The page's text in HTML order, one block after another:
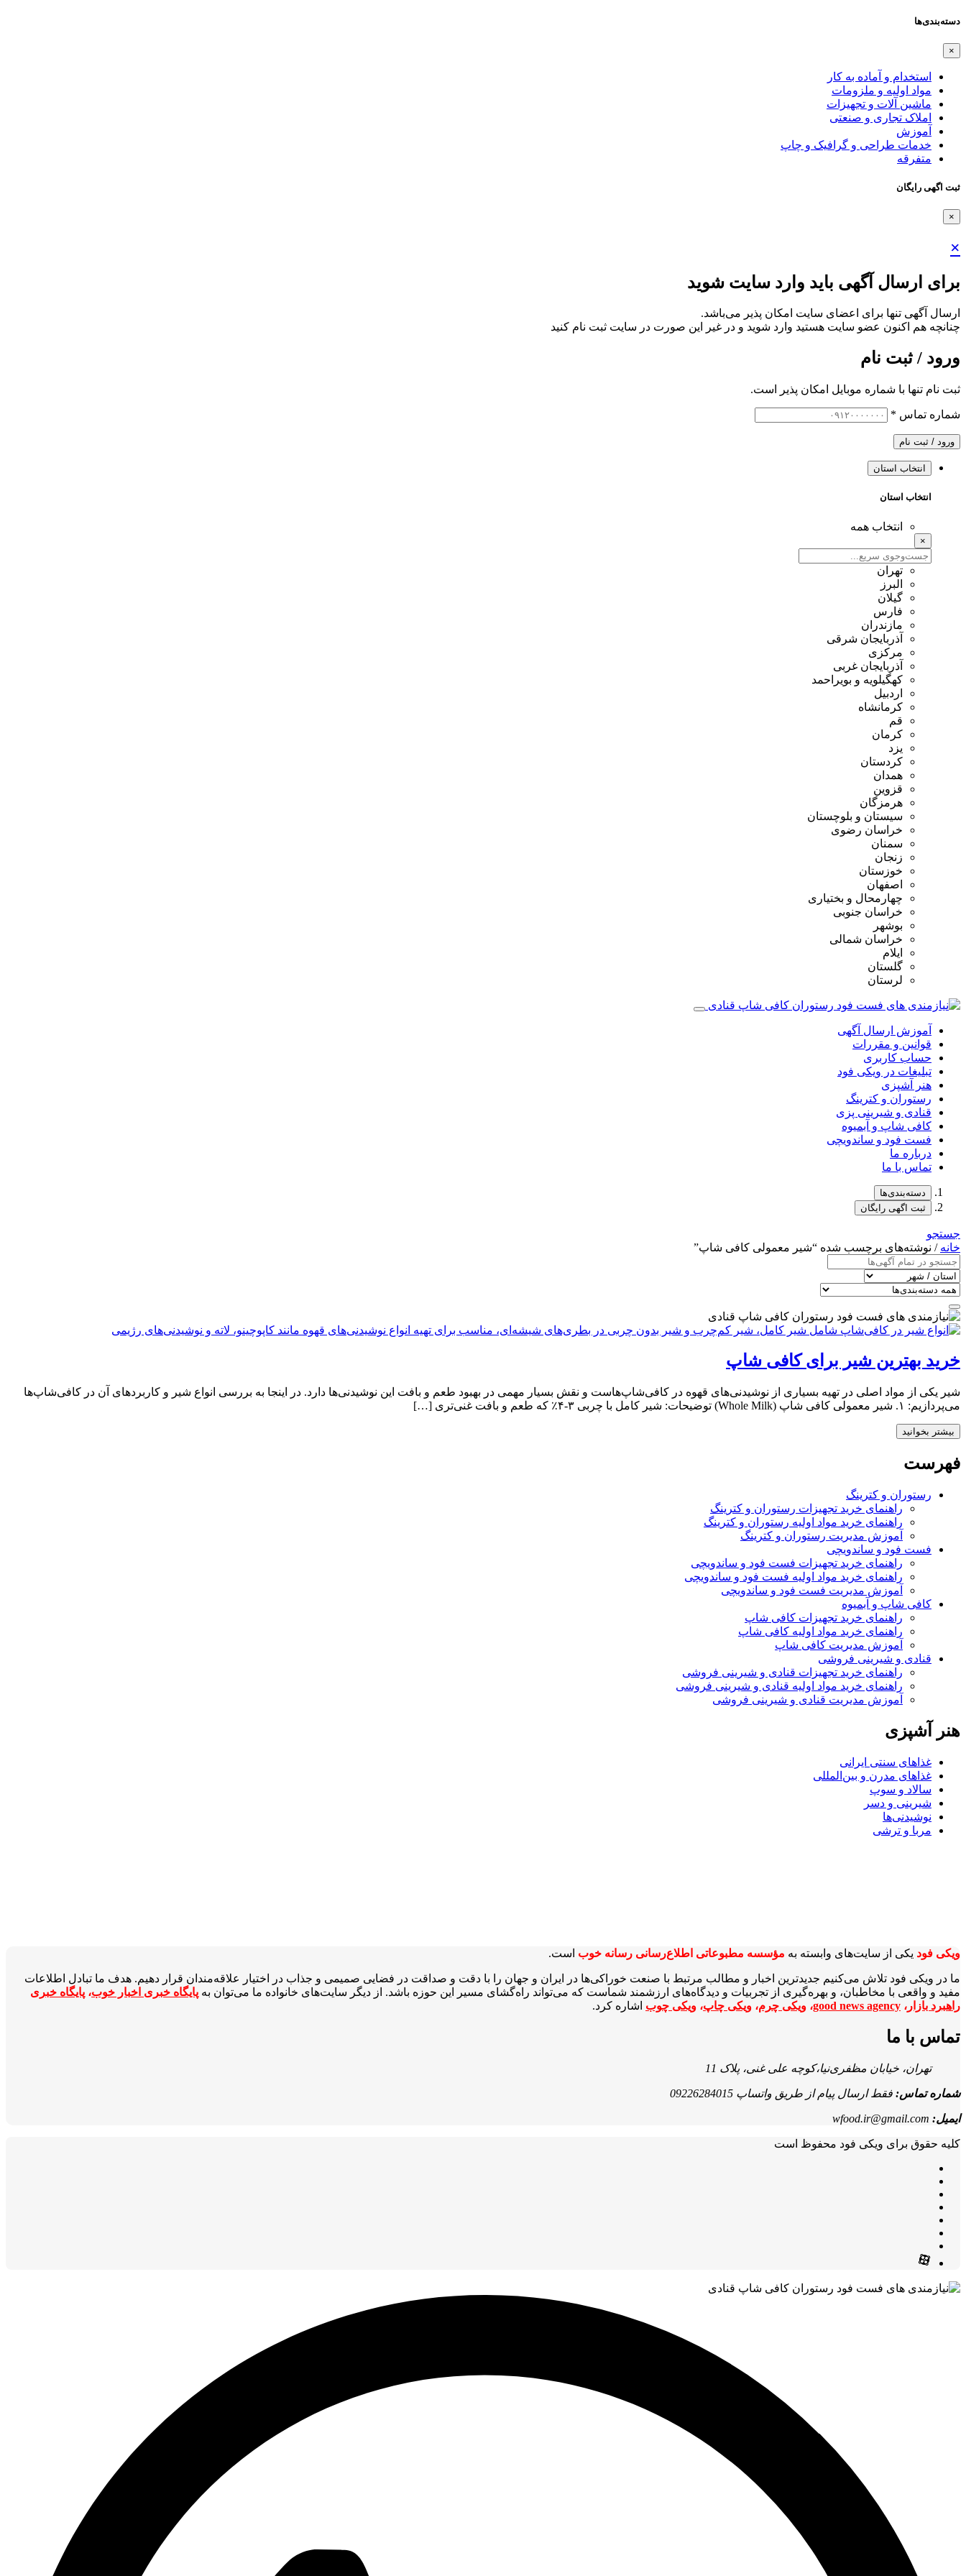
دسته‌بندی‌ها
×
استخدام و آماده به کار
مواد اولیه و ملزومات
ماشین آلات و تجهیزات
املاک تجاری و صنعتی
آموزش
خدمات طراحی و گرافیک و چاپ
متفرقه
ثبت اگهی رایگان
×
×
برای ارسال آگهی باید وارد سایت شوید
ارسال آگهی تنها برای اعضای سایت امکان پذیر می‌باشد.
چنانچه هم‌ اکنون عضو سایت هستید وارد شوید و در غیر این صورت در سایت ثبت نام کنید
ورود / ثبت نام
ثبت نام تنها با شماره موبایل امکان پذیر است.
شماره تماس *
ورود / ثبت نام
انتخاب استان
انتخاب استان
انتخاب همه
×
تهران
البرز
گیلان
فارس
مازندران
آذربایجان شرقی
مرکزی
آذربایجان غربی
کهگیلویه و بویراحمد
اردبیل
کرمانشاه
قم
کرمان
یزد
کردستان
همدان
قزوین
هرمزگان
سیستان و بلوچستان
خراسان رضوی
سمنان
زنجان
خوزستان
اصفهان
چهارمحال و بختیاری
خراسان جنوبی
بوشهر
خراسان شمالی
ایلام
گلستان
لرستان
آموزش ارسال آگهی
قوانین و مقررات
حساب کاربری
تبلیغات در ویکی فود
هنر آشپزی
رستوران و کترینگ
قنادی و شیرینی پزی
کافی شاپ و آبمیوه
فست فود و ساندویچی
درباره ما
تماس با ما
دسته‌بندی‌ها
ثبت اگهی رایگان
جستجو
خانه / نوشته‌های برچسب شده “شیر معمولی کافی شاپ”
خرید بهترین شیر برای کافی شاپ
شیر یکی از مواد اصلی در تهیه بسیاری از نوشیدنی‌های قهوه در کافی‌شاپ‌هاست و نقش بسیار مهمی در بهبود طعم و بافت این نوشیدنی‌ها دارد. در اینجا به بررسی انواع شیر و کاربردهای آن در کافی‌شاپ‌ها
می‌پردازیم: ۱. شیر معمولی کافی شاپ (Whole Milk) توضیحات: شیر کامل با چربی ۳-۴٪ که طعم و بافت غنی‌تری […]
بیشتر بخوانید
فهرست
رستوران و کترینگ
راهنمای خرید تجهیزات رستوران و کترینگ
راهنمای خرید مواد اولیه رستوران و کترینگ
آموزش مدیریت رستوران و کترینگ
فست فود و ساندویچی
راهنمای خرید تجهیزات فست فود و ساندویچی
راهنمای خرید مواد اولیه فست فود و ساندویچی
آموزش مدیریت فست فود و ساندویچی
کافی شاپ و آبمیوه
راهنمای خرید تجهیزات کافی شاپ
راهنمای خرید مواد اولیه کافی‌ شاپ‌
آموزش مدیریت کافی شاپ
قنادی و شیرینی فروشی
راهنمای خرید تجهیزات قنادی و شیرینی فروشی
راهنمای خرید مواد اولیه قنادی و شیرینی فروشی
آموزش مدیریت قنادی و شیرینی فروشی
هنر آشپزی
غذاهای سنتی ایرانی
غذاهای مدرن و بین‌المللی
سالاد و سوپ
شیرینی و دسر
نوشیدنی‌ها
مربا و ترشی
ویکی‌ فود یکی از سایت‌های وابسته به مؤسسه مطبوعاتی اطلاع‌رسانی رسانه خوب است.
ما در ویکی‌ فود تلاش می‌کنیم جدیدترین اخبار و مطالب مرتبط با صنعت خوراکی‌ها در ایران و جهان را با دقت و صداقت در فضایی صمیمی و جذاب در اختیار علاقه‌مندان قرار دهیم. هدف ما تبادل اطلاعات
مفید و واقعی با مخاطبان، و بهره‌گیری از تجربیات و دیدگاه‌های ارزشمند شماست که می‌تواند راه‌گشای مسیر این حوزه باشد. از دیگر سایت‌های خانواده ما می‌توان به پایگاه خبری اخبار خوب، پایگاه خبری
راهبرد بازار ، good news agency، ویکی چرم، ویکی چاپ، ویکی چوب اشاره کرد.
تماس با ما
تهران، خیابان مظفری‌نیا،کوچه علی غنی، پلاک 11
شماره تماس: فقط ارسال پیام از طریق واتساپ 09226284015
ایمیل: wfood.ir@gmail.com
کلیه حقوق برای ویکی فود محفوظ است